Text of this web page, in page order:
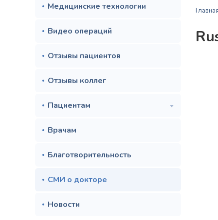
Медицинские технологии
Видео операций
Отзывы пациентов
Отзывы коллег
Пациентам
Врачам
Благотворительность
СМИ о докторе
Новости